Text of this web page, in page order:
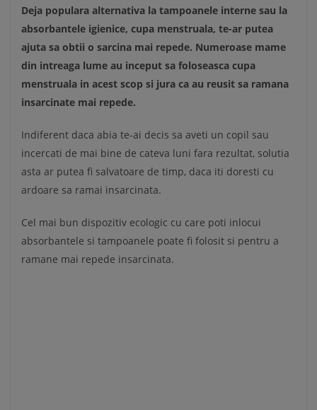
Deja populara alternativa la tampoanele interne sau la
absorbantele igienice, cupa menstruala, te-ar putea
ajuta sa obtii o sarcina mai repede. Numeroase mame
din intreaga lume au inceput sa foloseasca cupa
menstruala in acest scop si jura ca au reusit sa ramana
insarcinate mai repede.
Indiferent daca abia te-ai decis sa aveti un copil sau
incercati de mai bine de cateva luni fara rezultat, solutia
asta ar putea fi salvatoare de timp, daca iti doresti cu
ardoare sa ramai insarcinata.
Cel mai bun dispozitiv ecologic cu care poti inlocui
absorbantele si tampoanele poate fi folosit si pentru a
ramane mai repede insarcinata.